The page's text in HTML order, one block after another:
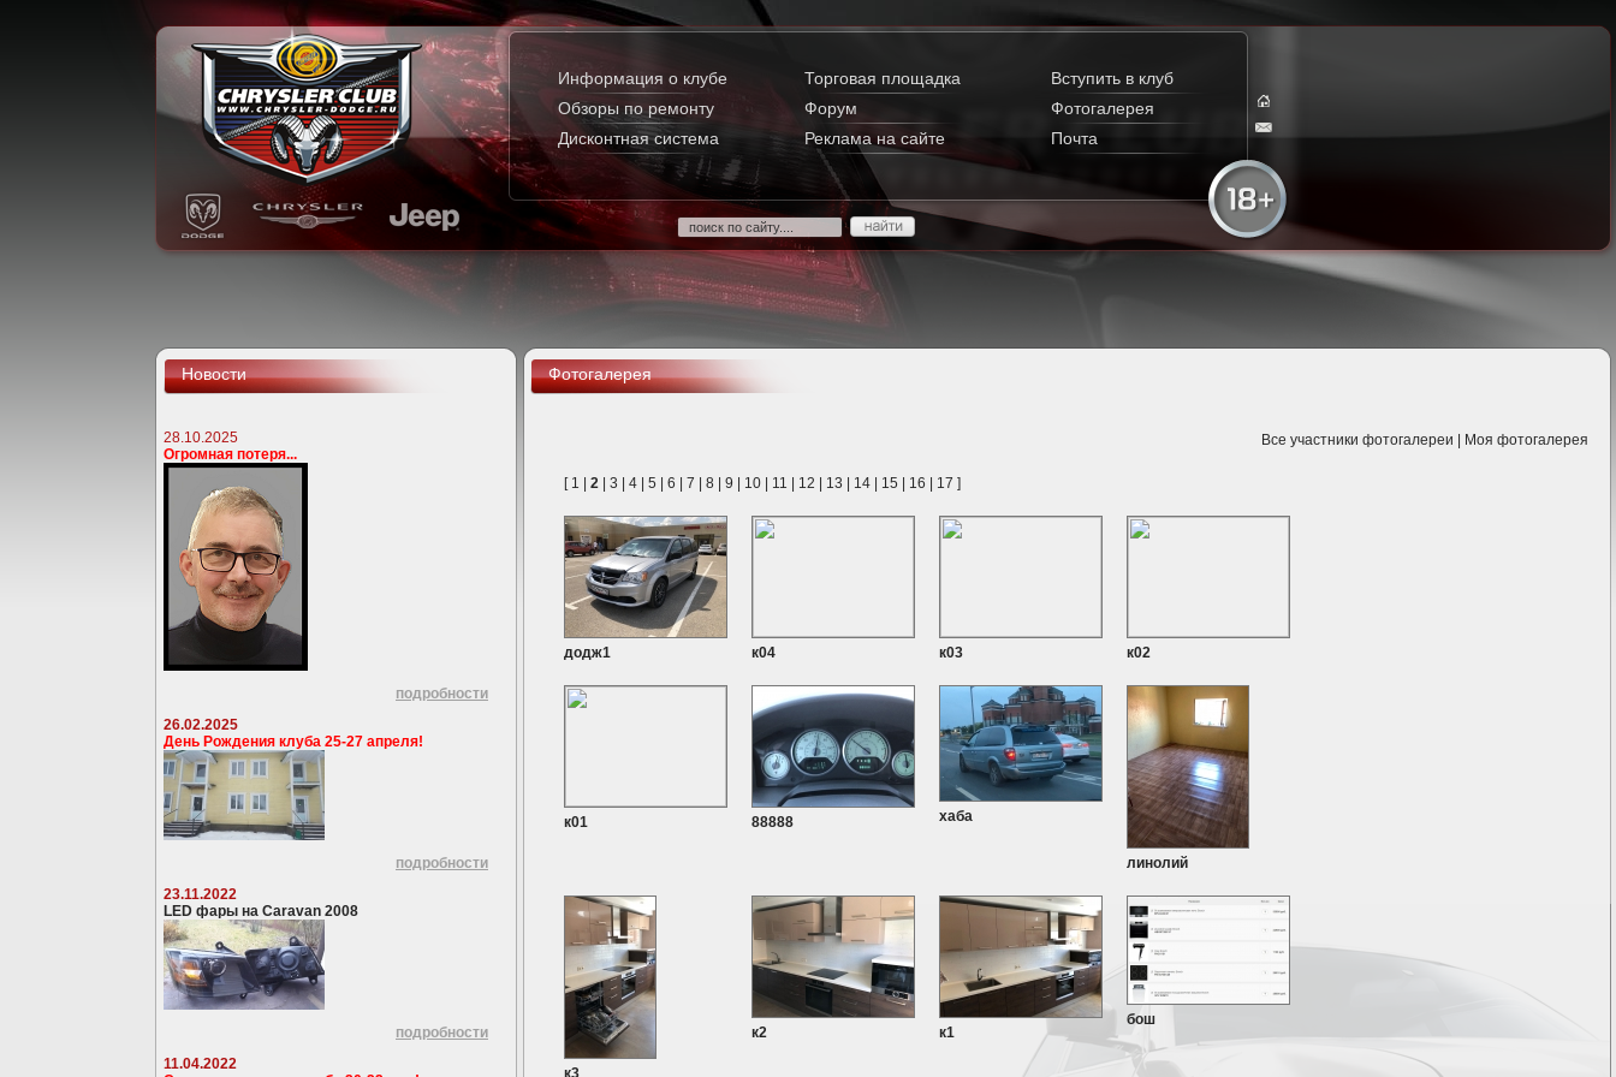
Информация о клубе Торговая площадка
Вступить в клуб
Обзоры по ремонту
Форум
Фотогалерея
Дисконтная система
Реклама на сайте Почта
Новости
28.10.2025
Огромная потеря...
подробности
26.02.2025
День Рождения клуба 25-27 апреля!
подробности
23.11.2022
LED фары на Caravan 2008
подробности
11.04.2022
Фотогалерея
Все участники фотогалереи Моя фотогалерея
[ 1 2 3 4 5 6 7 8 9 10 11 12 13 14 15 16 17 ]
додж1 к04 к03 к02
к01 88888 хаба
линолий
к3
к2 к1
бош